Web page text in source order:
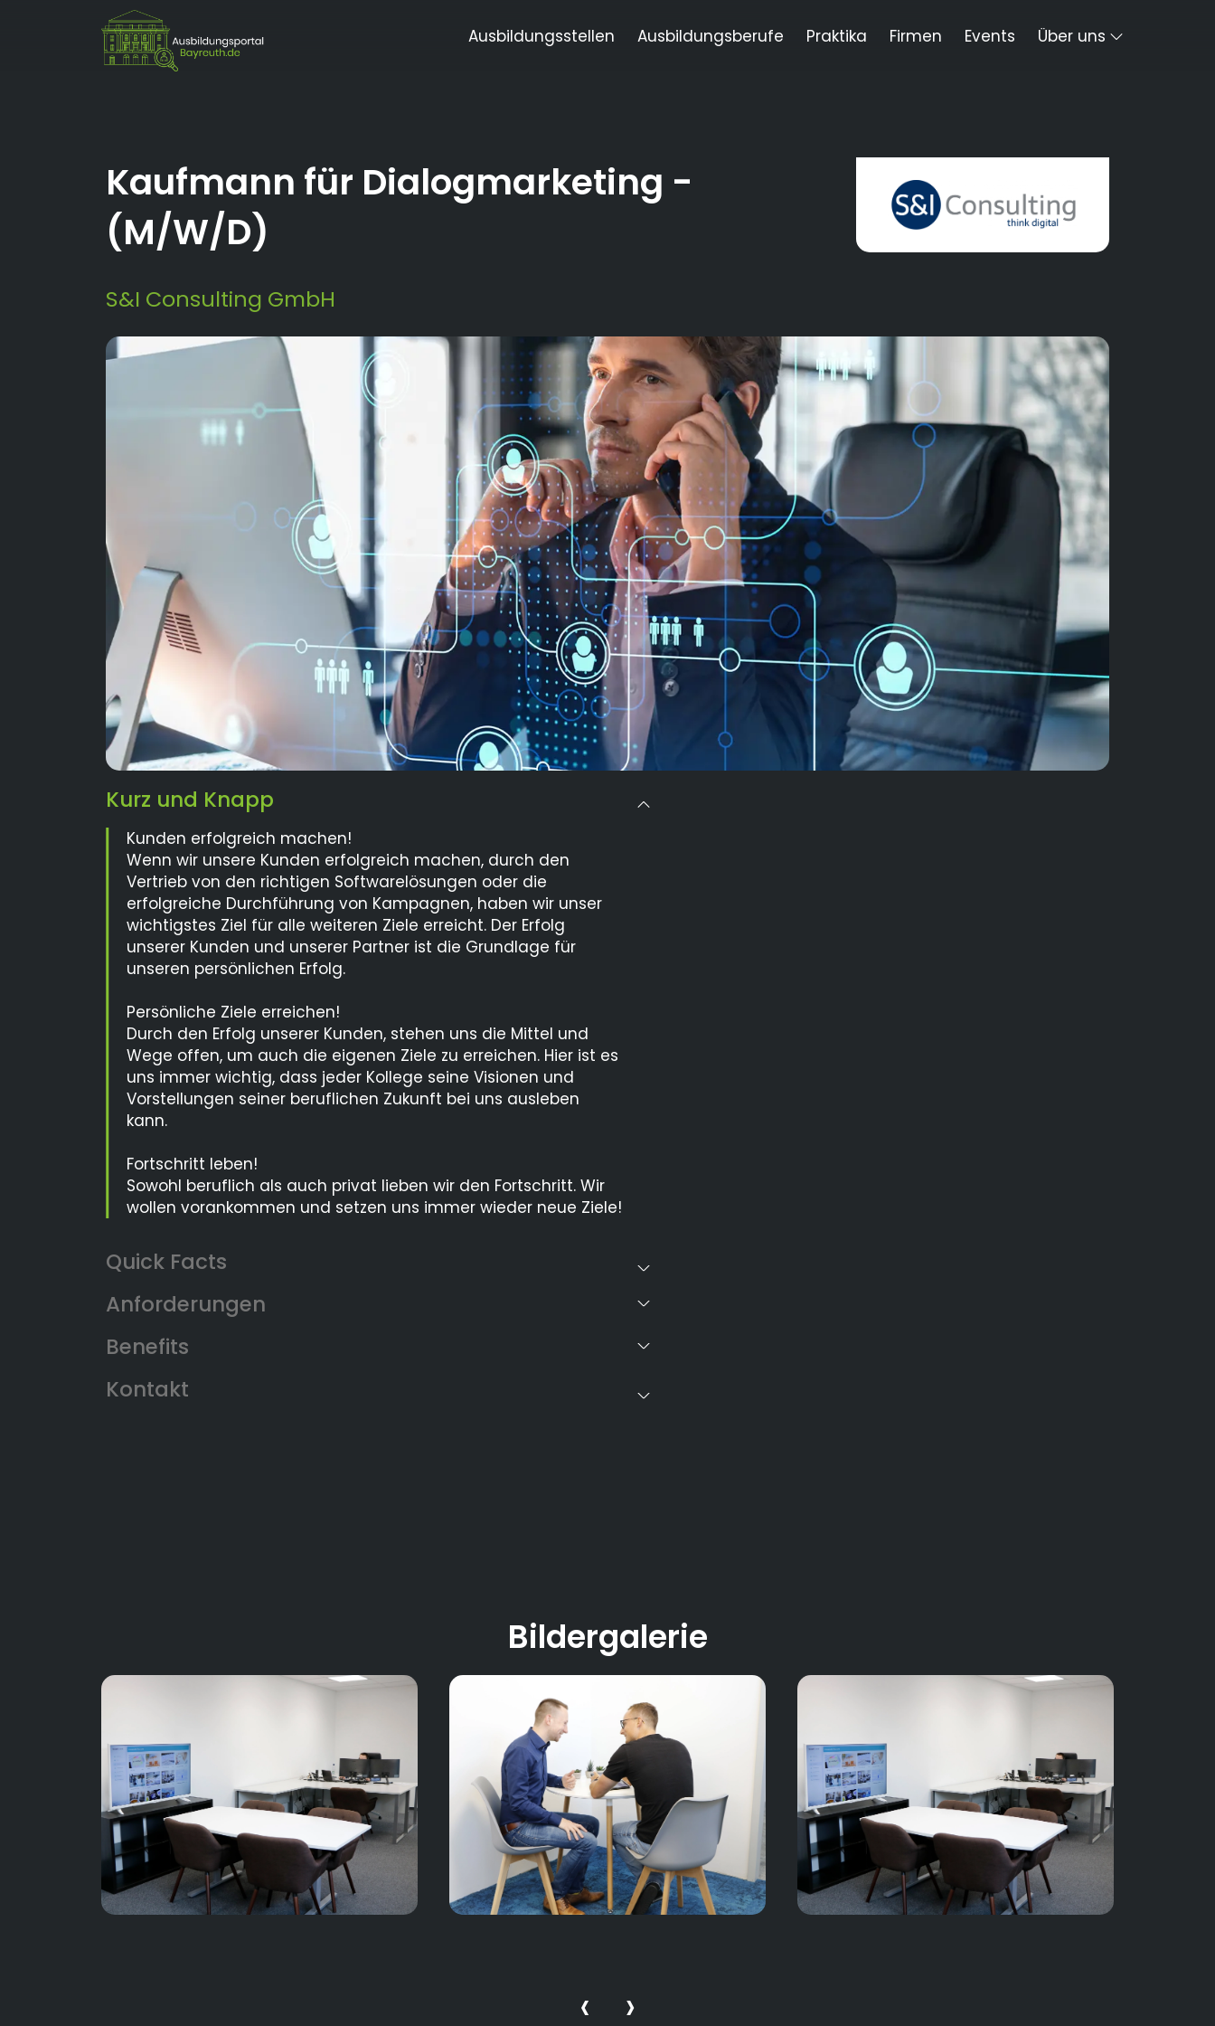
Ausbildungsstellen Ausbildungsberufe Praktika Firmen Events Über uns
Kaufmann für Dialogmarketing -
(M/W/D)
S&I Consulting GmbH
Kurz und Knapp
Kunden erfolgreich machen!
Wenn wir unsere Kunden erfolgreich machen, durch den
Vertrieb von den richtigen Softwarelösungen oder die
erfolgreiche Durchführung von Kampagnen, haben wir unser
wichtigstes Ziel für alle weiteren Ziele erreicht. Der Erfolg
unserer Kunden und unserer Partner ist die Grundlage für
unseren persönlichen Erfolg.
Persönliche Ziele erreichen!
Durch den Erfolg unserer Kunden, stehen uns die Mittel und
Wege offen, um auch die eigenen Ziele zu erreichen. Hier ist es
uns immer wichtig, dass jeder Kollege seine Visionen und
Vorstellungen seiner beruflichen Zukunft bei uns ausleben
kann.
Fortschritt leben!
Sowohl beruflich als auch privat lieben wir den Fortschritt. Wir
wollen vorankommen und setzen uns immer wieder neue Ziele!
Anforderungen
Benefits
Bildergalerie
‹ ›